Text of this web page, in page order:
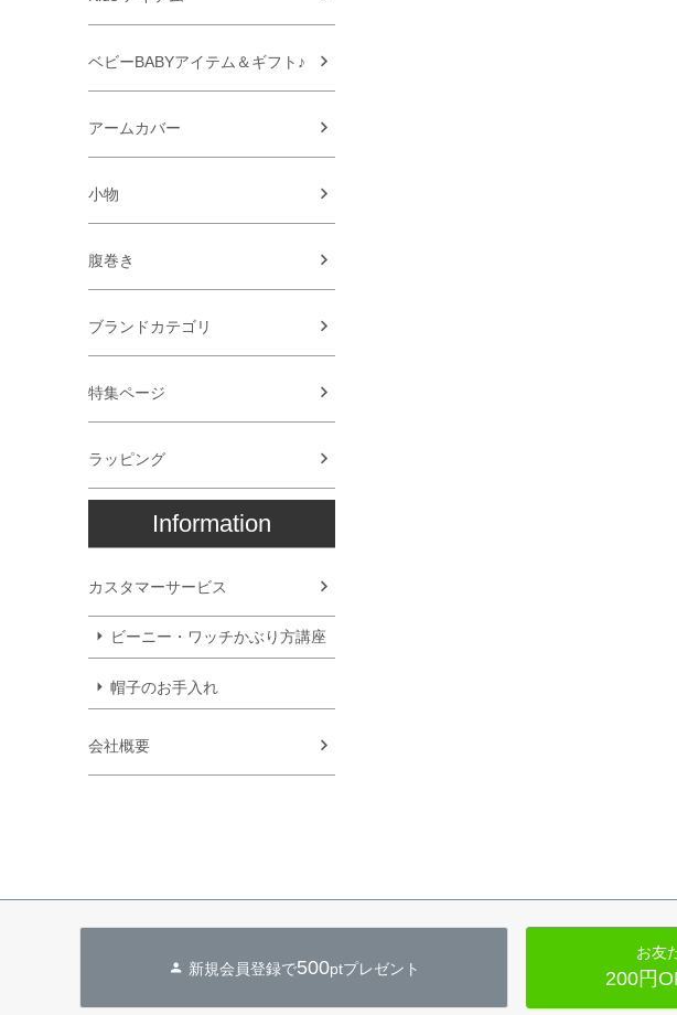
ベビーBABYアイテム＆ギフト♪
アームカバー
小物
腹巻き
ブランドカテゴリ
特集ページ
ラッピング
Information
カスタマーサービス
ビーニー・ワッチかぶり方講座
帽子のお手入れ
会社概要
新規会員登録で500ptプレゼント
お友
200円